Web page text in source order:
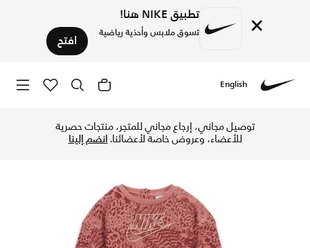
× تطبيق NIKE هنا!
تسوق ملابس وأحذية رياضية افتح
English
توصيل مجاني، إرجاع مجاني للمتجر، منتجات حصرية
للأعضاء، وعروض خاصة لأعضائنا.انضم إلينا